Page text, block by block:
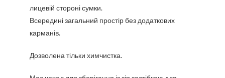
лицевій стороні сумки.
Всередині загальний простір без додаткових
карманів.
Дозволена тільки химчистка.